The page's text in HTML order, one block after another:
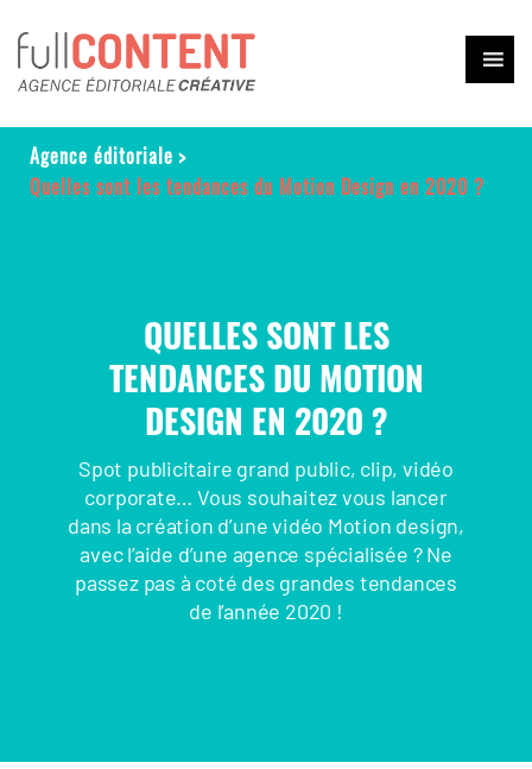
Agence éditoriale >
Quelles sont les tendances du Motion Design en 2020 ?
QUELLES SONT LES
TENDANCES DU MOTION
DESIGN EN 2020 ?
Spot publicitaire grand public, clip, vidéo
corporate… Vous souhaitez vous lancer
dans la création d’une vidéo Motion design,
avec l’aide d’une agence spécialisée ? Ne
passez pas à coté des grandes tendances
de l’année 2020 !